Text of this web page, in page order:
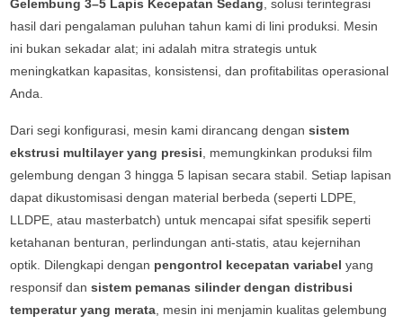
Gelembung 3–5 Lapis Kecepatan Sedang, solusi terintegrasi
hasil dari pengalaman puluhan tahun kami di lini produksi. Mesin
ini bukan sekadar alat; ini adalah mitra strategis untuk
meningkatkan kapasitas, konsistensi, dan profitabilitas operasional
Anda.
Dari segi konfigurasi, mesin kami dirancang dengansistem
ekstrusi multilayer yang presisi, memungkinkan produksi film
gelembung dengan 3 hingga 5 lapisan secara stabil. Setiap lapisan
dapat dikustomisasi dengan material berbeda (seperti LDPE,
LLDPE, atau masterbatch) untuk mencapai sifat spesifik seperti
ketahanan benturan, perlindungan anti-statis, atau kejernihan
optik. Dilengkapi dengan pengontrol kecepatan variabel yang
responsif dansistem pemanas silinder dengan distribusi
temperatur yang merata, mesin ini menjamin kualitas gelembung